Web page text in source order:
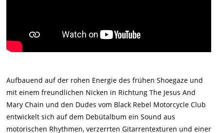
Aufbauend auf der rohen Energie des frühen Shoegaze und
mit einem freundlichen Nicken in Richtung The Jesus And
Mary Chain und den Dudes vom Black Rebel Motorcycle Club
entwickelt sich auf dem Debütalbum ein Sound aus
motorischen Rhythmen, verzerrten Gitarrentexturen und einer